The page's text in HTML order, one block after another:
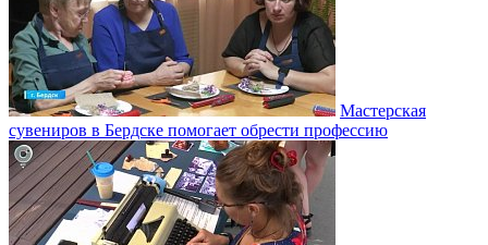
Мастерская
сувениров в Бердске помогает обрести профессию